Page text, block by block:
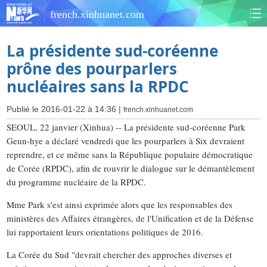
french.xinhuanet.com
La présidente sud-coréenne
prône des pourparlers
nucléaires sans la RPDC
Publié le 2016-01-22 à 14:36 |french.xinhuanet.com
SEOUL, 22 janvier (Xinhua) -- La présidente sud-coréenne Park
Geun-hye a déclaré vendredi que les pourparlers à Six devraient
reprendre, et ce même sans la République populaire démocratique
de Corée (RPDC), afin de rouvrir le dialogue sur le démantèlement
du programme nucléaire de la RPDC.
Mme Park s'est ainsi exprimée alors que les responsables des
ministères des Affaires étrangères, de l'Unification et de la Défense
lui rapportaient leurs orientations politiques de 2016.
La Corée du Sud "devrait chercher des approches diverses et